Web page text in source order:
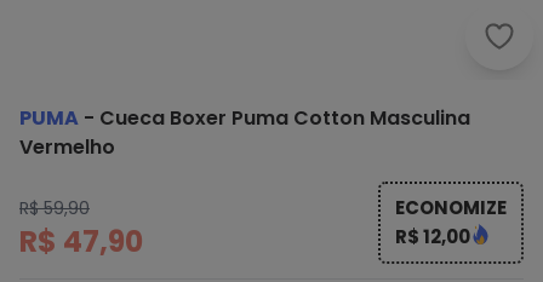
PUMA - Cueca Boxer Puma Cotton Masculina
Vermelho
R$ 59,90
R$ 47,90
ECONOMIZE
R$ 12,00